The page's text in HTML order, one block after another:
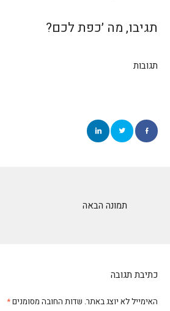
תגיבו, מה ׳כפת לכם?
תגובות
תמונה הבאה
כתיבת תגובה
האימייל לא יוצג באתר. שדות החובה מסומנים*